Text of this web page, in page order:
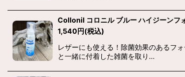
Collonil コロニル ブルー ハイジーンフ
1,540円(税込)
レザーにも使える！除菌効果のあるフ
と一緒に付着した雑菌を取り…